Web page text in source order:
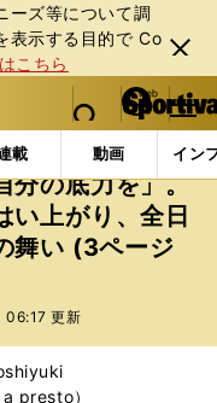
ーズ等について調
表⽰する⽬的で Co
こちら
閉じ
る
web Sportiva (webスポルティーバ)
検索
マイペ
ー
ジ
メニュ
載 動画 イン
ュア 三原舞依「こう
分の底力を」。
い上がり、全日
舞い (3ページ
06:17 更新
presto）